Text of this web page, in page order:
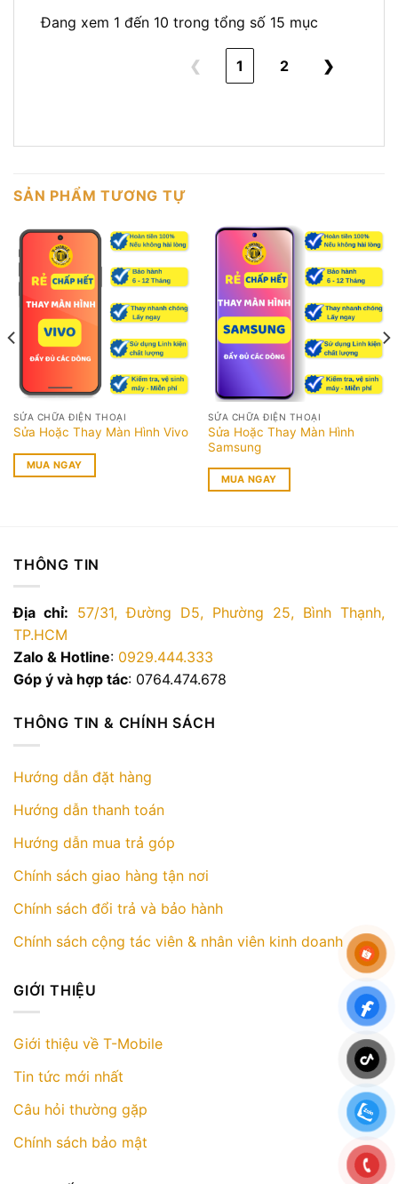
Đang xem 1 đến 10 trong tổng số 15 mục
❮ 1 2 ❯
SẢN PHẨM TƯƠNG TỰ
SỬA CHỮA ĐIỆN THOẠI
Sửa Hoặc Thay Màn Hình Vivo
MUA NGAY
SỬA CHỮA ĐIỆN THOẠI
Sửa Hoặc Thay Màn Hình
Samsung
MUA NGAY
THÔNG TIN
Địa chỉ: 57/31, Đường D5, Phường 25, Bình Thạnh,
TP.HCM
Zalo & Hotline: 0929.444.333
Góp ý và hợp tác: 0764.474.678
THÔNG TIN & CHÍNH SÁCH
Hướng dẫn đặt hàng
Hướng dẫn thanh toán
Hướng dẫn mua trả góp
Chính sách giao hàng tận nơi
Chính sách đổi trả và bảo hành
Chính sách cộng tác viên & nhân viên kinh doanh
GIỚI THIỆU
Giới thiệu về T-Mobile
Tin tức mới nhất
Câu hỏi thường gặp
Chính sách bảo mật